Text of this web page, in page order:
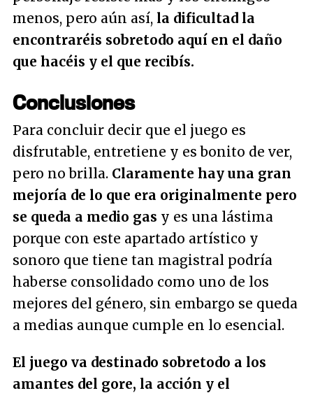
menos, pero aún así, la dificultad la
encontraréis sobretodo aquí en el daño
que hacéis y el que recibís.
Conclusiones
Para concluir decir que el juego es
disfrutable, entretiene y es bonito de ver,
pero no brilla. Claramente hay una gran
mejoría de lo que era originalmente pero
se queda a medio gas y es una lástima
porque con este apartado artístico y
sonoro que tiene tan magistral podría
haberse consolidado como uno de los
mejores del género, sin embargo se queda
a medias aunque cumple en lo esencial.
El juego va destinado sobretodo a los
amantes del gore, la acción y el